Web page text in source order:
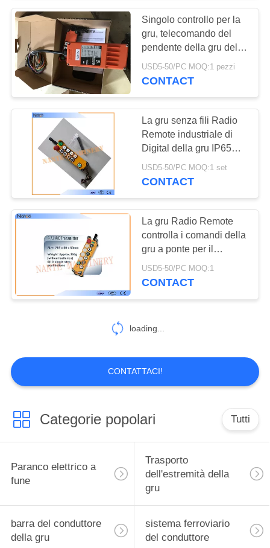
Singolo controllo per la
gru, telecomando del
pendente della gru del
pulsante di velocità
USD5-50/PC MOQ:1 pezzi
CONTACT
La gru senza fili Radio
Remote industriale di
Digital della gru IP65
controlla 48V
USD5-50/PC MOQ:1 set
CONTACT
La gru Radio Remote
controlla i comandi della
gru a ponte per il
lanciatore del fascio
USD5-50/PC MOQ:1
CONTACT
loading...
CONTATTACI!
Categorie popolari Tutti
Paranco elettrico a
fune
Trasporto
dell'estremità della
gru
barra del conduttore
della gru
sistema ferroviario
del conduttore